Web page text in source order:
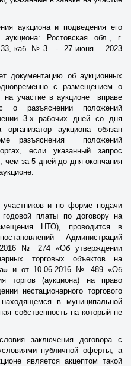
аукциона и подведения его
Ростовская обл., г.
133, каб. № 3 - 27 июня 2023
документацию об аукционных
с размещением о
на участие в аукционе вправе
о разъяснении положений
3-х рабочих дней со дня
организатор аукциона обязан
разъяснения положений
если указанный запрос
чем за 5 дней до дня окончания
участников и по форме подачи
платы по договору на
НТО), проводится в
Администраций
№ 274 «Об утверждении
торговых объектов на
и от 10.06.2016 № 489 «Об
торгов (аукциона) на право
нестационарного торгового
в муниципальной
собственность на который не
заключения договора с
публичной оферты, а
является акцептом такой